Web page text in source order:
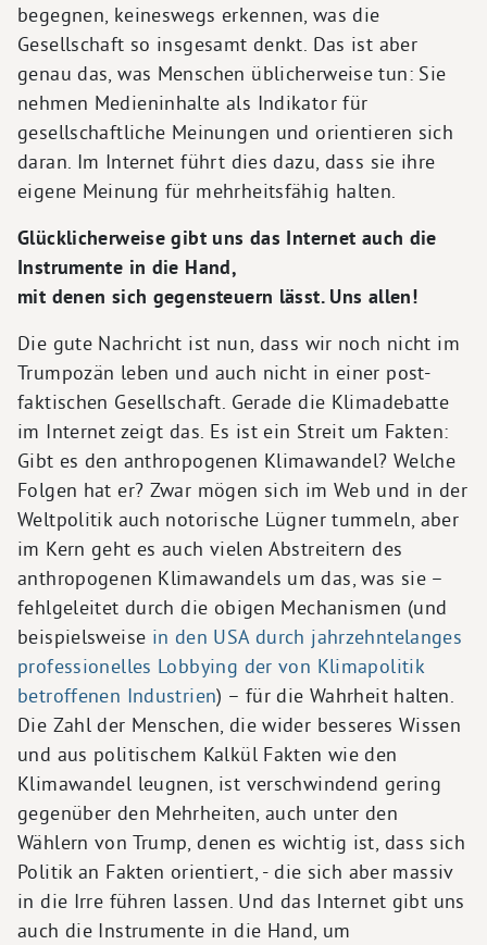
begegnen, keineswegs erkennen, was die
Gesellschaft so insgesamt denkt. Das ist aber
genau das, was Menschen üblicherweise tun: Sie
nehmen Medieninhalte als Indikator für
gesellschaftliche Meinungen und orientieren sich
daran. Im Internet führt dies dazu, dass sie ihre
eigene Meinung für mehrheitsfähig halten.
Glücklicherweise gibt uns das Internet auch die
Instrumente in die Hand,
mit denen sich gegensteuern lässt. Uns allen!
Die gute Nachricht ist nun, dass wir noch nicht im
Trumpozän leben und auch nicht in einer post-
faktischen Gesellschaft. Gerade die Klimadebatte
im Internet zeigt das. Es ist ein Streit um Fakten:
Gibt es den anthropogenen Klimawandel? Welche
Folgen hat er? Zwar mögen sich im Web und in der
Weltpolitik auch notorische Lügner tummeln, aber
im Kern geht es auch vielen Abstreitern des
anthropogenen Klimawandels um das, was sie –
fehlgeleitet durch die obigen Mechanismen (und
beispielsweise in den USA durch jahrzehntelanges
professionelles Lobbying der von Klimapolitik
betroffenen Industrien) – für die Wahrheit halten.
Die Zahl der Menschen, die wider besseres Wissen
und aus politischem Kalkül Fakten wie den
Klimawandel leugnen, ist verschwindend gering
gegenüber den Mehrheiten, auch unter den
Wählern von Trump, denen es wichtig ist, dass sich
Politik an Fakten orientiert, - die sich aber massiv
in die Irre führen lassen. Und das Internet gibt uns
auch die Instrumente in die Hand, um